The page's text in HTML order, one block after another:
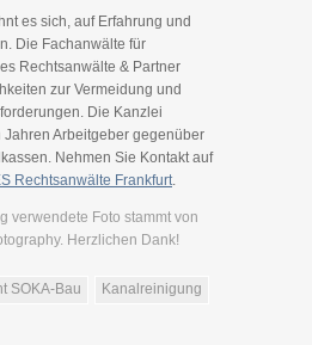
es sich, auf Erfahrung und
Die Fachanwälte für
Rechtsanwälte & Partner
zur Vermeidung und
Die Kanzlei
Jahren Arbeitgeber gegenüber
Nehmen Sie Kontakt auf
Rechtsanwälte Frankfurt.
verwendete Foto stammt von
Herzlichen Dank!
SOKA-Bau Kanalreinigung